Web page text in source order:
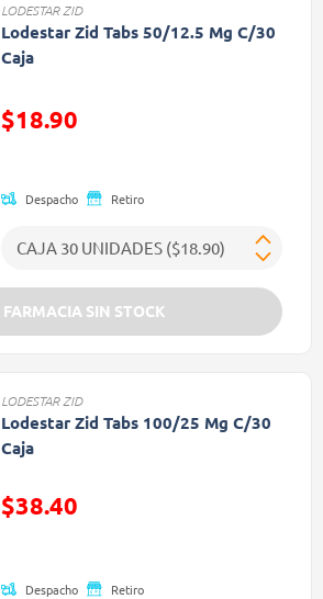
LODESTAR ZID
Lodestar Zid Tabs 50/12.5 Mg C/30
Caja
Precio reducido de
$18.90
Despacho Retiro
FARMACIA SIN STOCK
LODESTAR ZID
Lodestar Zid Tabs 100/25 Mg C/30
Caja
$38.40
Despacho Retiro